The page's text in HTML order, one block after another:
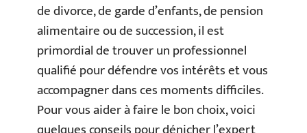
de divorce, de garde d’enfants, de pension
alimentaire ou de succession, il est
primordial de trouver un professionnel
qualifié pour défendre vos intérêts et vous
accompagner dans ces moments difficiles.
Pour vous aider à faire le bon choix, voici